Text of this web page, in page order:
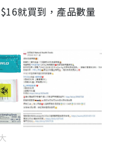
就買到，產品數量